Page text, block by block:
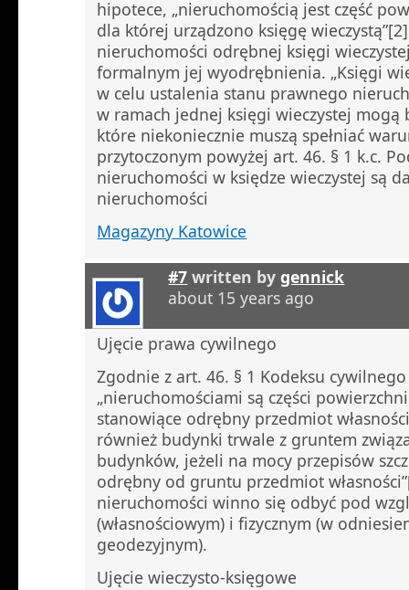
hipotece, „nieruchomością jest część
dla której urządzono księgę
nieruchomości odrębnej księgi
formalnym jej wyodrębnienia. „Księgi
w celu ustalenia stanu prawnego
w ramach jednej księgi wieczystej mogą
które niekoniecznie muszą spełniać
przytoczonym powyżej art. 46. § 1 k.c.
nieruchomości w księdze wieczystej są
nieruchomości
Magazyny Katowice
#7 written bygennick
about 15 years ago
Ujęcie prawa cywilnego
Zgodnie z art. 46. § 1 Kodeksu cywilnego
„nieruchomościami są części
stanowiące odrębny przedmiot
również budynki trwale z gruntem
budynków, jeżeli na mocy przepisów
odrębny od gruntu przedmiot
nieruchomości winno się odbyć pod
(własnościowym) i fizycznym (w
geodezyjnym).
Ujęcie wieczysto-księgowe